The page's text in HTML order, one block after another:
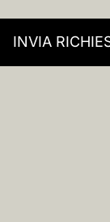
INVIA